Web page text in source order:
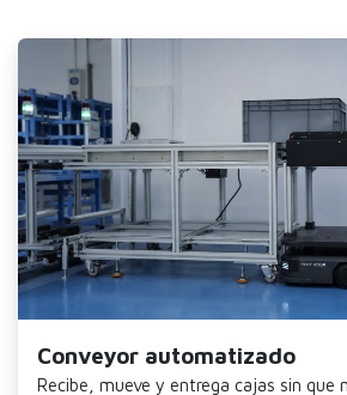
Conveyor automatizado
Recibe, mueve y entrega cajas sin que